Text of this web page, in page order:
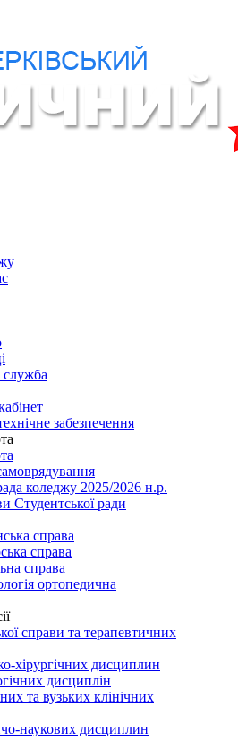
служба
забезпечення
коледжу 2025/2026 н.р.
Студентської ради
справа
справа
справа
ортопедична
справи та терапевтичних
хірургічних дисциплин
дисциплін
та вузьких клінічних
наукових дисциплин